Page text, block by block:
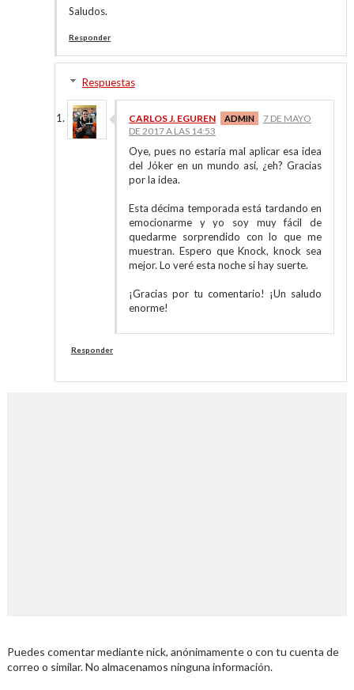
Saludos.
Responder
Respuestas
CARLOS J. EGUREN
7 DE MAYO
DE 2017 A LAS 14:53
Oye, pues no estaría mal aplicar esa idea
del Jóker en un mundo así, ¿eh? Gracias
por la idea.
Esta décima temporada está tardando en
emocionarme y yo soy muy fácil de
quedarme sorprendido con lo que me
muestran. Espero que Knock, knock sea
mejor. Lo veré esta noche si hay suerte.
¡Gracias por tu comentario! ¡Un saludo
enorme!
Responder
Puedes comentar mediante nick, anónimamente o con tu cuenta de
correo o similar. No almacenamos ninguna información.